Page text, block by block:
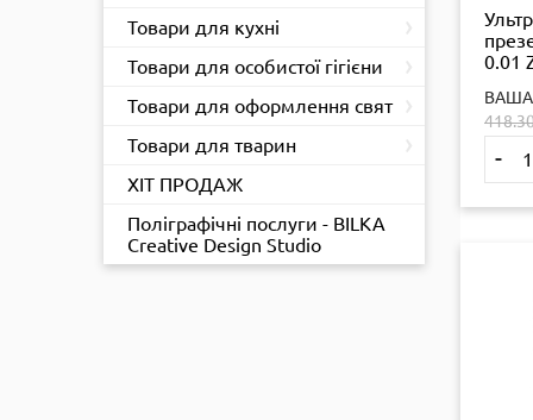
Товари для кухні
Товари для особистої гігієни
Товари для оформлення свят
Товари для тварин
ХІТ ПРОДАЖ
Поліграфічні послуги - BILKA
Creative Design Studio
0.01
ВАША
-